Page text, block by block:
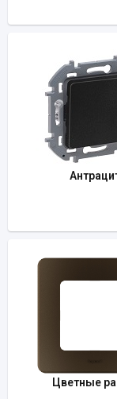
Цветные